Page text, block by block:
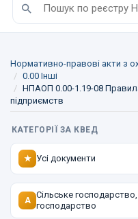
Нормативно-правові акти з
0.00 Інші
НПАОП 0.00-1.19-08
підприємств
КАТЕГОРІЇ ЗА КВЕД
★ Усі документи
A
Сільське
господарство